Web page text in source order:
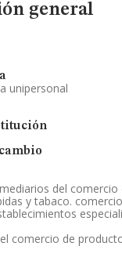
general
unipersonal
del
y tabaco.
comercio de